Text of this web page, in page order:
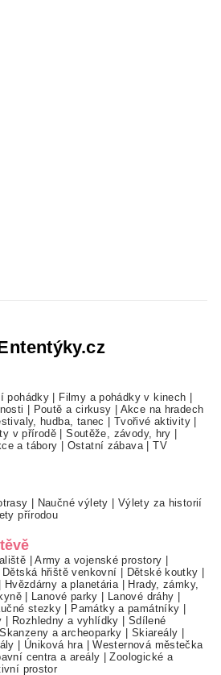
pohádky Filmy a pohádky v kinech
Poutě a cirkusy
Akce na hradech
hudba, tanec Tvořivé aktivity
v přírodě |Soutěže, závody, hry
a tábory Ostatní zábava |TV
Naučné výlety
Výlety za historií
přírodou
|Army a vojenské prostory
Dětská hřiště venkovní Dětské koutky
Hvězdárny a planetária
Hrady, zámky,
| Lanové parky Lanové dráhy
stezky Památky a památníky
Rozhledny a vyhlídky
Sdílené
Skanzeny a archeoparky Skiareály
Úniková hra |Westernová městečka
centra a areály |Zoologické a
prostor